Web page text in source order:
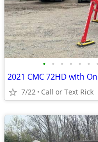
• • • • • • •
2021 CMC 72HD with
7/22 Call or Text Rick